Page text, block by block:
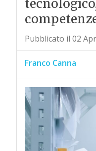
Pubblicato il 02
Franco Canna